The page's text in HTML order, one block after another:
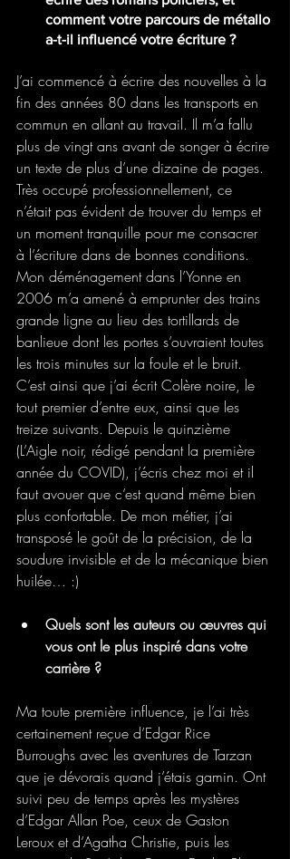
comment votre parcours de métallo
a-t-il influencé votre écriture ?
J’ai commencé à écrire des nouvelles à la
fin des années 80 dans les transports en
commun en allant au travail. Il m’a fallu
plus de vingt ans avant de songer à écrire
un texte de plus d’une dizaine de pages.
Très occupé professionnellement, ce
n’était pas évident de trouver du temps et
un moment tranquille pour me consacrer
à l’écriture dans de bonnes conditions.
Mon déménagement dans l’Yonne en
2006 m’a amené à emprunter des trains
grande ligne au lieu des tortillards de
banlieue dont les portes s’ouvraient toutes
les trois minutes sur la foule et le bruit.
C’est ainsi que j’ai écrit Colère noire, le
tout premier d’entre eux, ainsi que les
treize suivants. Depuis le quinzième
(L’Aigle noir, rédigé pendant la première
année du COVID), j’écris chez moi et il
faut avouer que c’est quand même bien
plus confortable. De mon métier, j’ai
transposé le goût de la précision, de la
soudure invisible et de la mécanique bien
huilée… :)
Quels sont les auteurs ou œuvres qui
vous ont le plus inspiré dans votre
carrière ?
Ma toute première influence, je l’ai très
certainement reçue d’Edgar Rice
Burroughs avec les aventures de Tarzan
que je dévorais quand j’étais gamin. Ont
suivi peu de temps après les mystères
d’Edgar Allan Poe, ceux de Gaston
Leroux et d’Agatha Christie, puis les